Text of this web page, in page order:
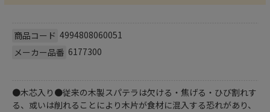
商品コード 4994808060051
メーカー品番 6177300
●木芯入り●従来の木製スパテラは欠ける・焦げる・ひび割れす
る、或いは削れることにより木片が食材に混入する恐れがあり、